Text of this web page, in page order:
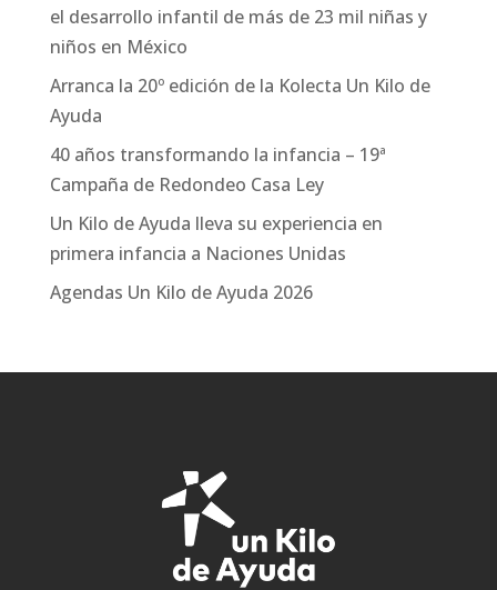
el desarrollo infantil de más de 23 mil niñas y
niños en México
Arranca la 20º edición de la Kolecta Un Kilo de
Ayuda
40 años transformando la infancia – 19ª
Campaña de Redondeo Casa Ley
Un Kilo de Ayuda lleva su experiencia en
primera infancia a Naciones Unidas
Agendas Un Kilo de Ayuda 2026